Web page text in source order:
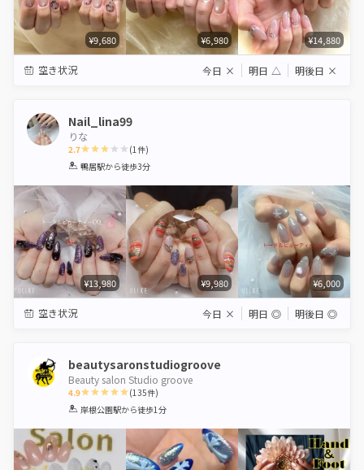
¥9,680 ¥6,980 ¥14,880
空き状況 今日 × 明日 △ 明後日 ×
Nail_lina99
りな
2.7
1 2 3 4 5
(1件)
鴨居駅から徒歩3分
¥13,980 ¥9,980 ¥6,000
空き状況 今日 × 明日 ◎ 明後日 ◎
beautysaronstudiogroove
Beauty salon Studio groove
4.9
1 2 3 4 5
(135件)
岸根公園駅から徒歩1分